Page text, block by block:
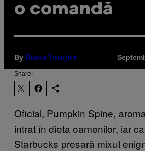
o comandă
By Diana Tourjée
Share:
Oficial, Pumpkin Spine,
intrat în dieta oamenilor, iar
Starbucks presară mixul